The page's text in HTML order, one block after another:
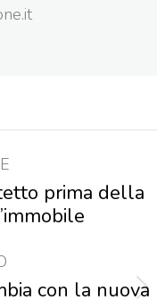
prima della
con la nuova